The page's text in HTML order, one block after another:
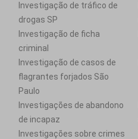
Investigação de tráfico de
drogas SP
Investigação de ficha
criminal
Investigação de casos de
flagrantes forjados São
Paulo
Investigações de abandono
de incapaz
Investigações sobre crimes